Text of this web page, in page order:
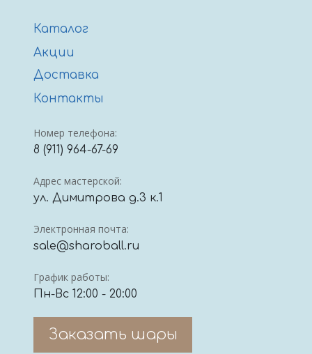
Каталог
Акции
Доставка
Контакты
Номер телефона:
8 (911) 964-67-69
Адрес мастерской:
ул. Димитрова д.3 к.1
Электронная почта:
sale@sharoball.ru
График работы:
Пн-Вс 12:00 - 20:00
Заказать шары